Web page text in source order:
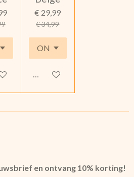
op de hoogte
€ 29,99
€ 34,99
Houd mij op de hoogte
en ontvang 10% korting!